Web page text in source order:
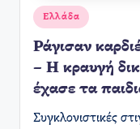
Αναρτήθηκε
Ελλάδα
Ράγισαν
– Η κραυγή
έχασε τα
Συγκλονιστικές